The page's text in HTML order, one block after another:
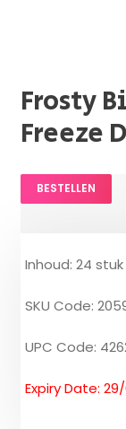
Frosty
Freeze
BESTELLEN
Inhoud: 24 stuk
SKU Code:
UPC Code:
Expiry Date: